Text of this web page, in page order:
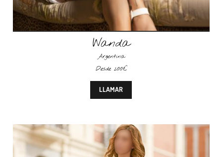
Wanda
Argentina
Desde 200€
LLAMAR